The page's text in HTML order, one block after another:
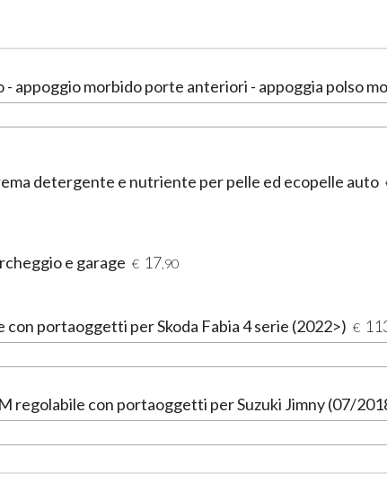
- appoggio morbido porte anteriori - appoggia polso
detergente e nutriente per pelle ed ecopelle auto
e garage € 17 ,90
con portaoggetti per Skoda Fabia 4 serie (2022>) €
regolabile con portaoggetti per Suzuki Jimny (07/